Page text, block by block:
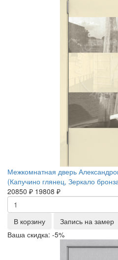
Межкомнатная дверь
(Капучино глянец, Зеркало
20850 ₽ 19808 ₽
В корзину
Запись на замер
Ваша скидка: -5%